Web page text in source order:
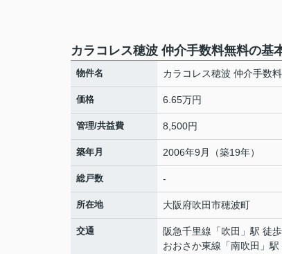
カラコレス穂波 仲介手数料無料の基
物件名 カラコレス穂波 仲介手数
価格 6.65万円
管理/共益費 8,500円
築年月 2006年9月（築19年）
総戸数 -
所在地 大阪府吹田市穂波町
交通 阪急千里線 「吹田 」駅 徒
おおさか東線 「南吹田 」